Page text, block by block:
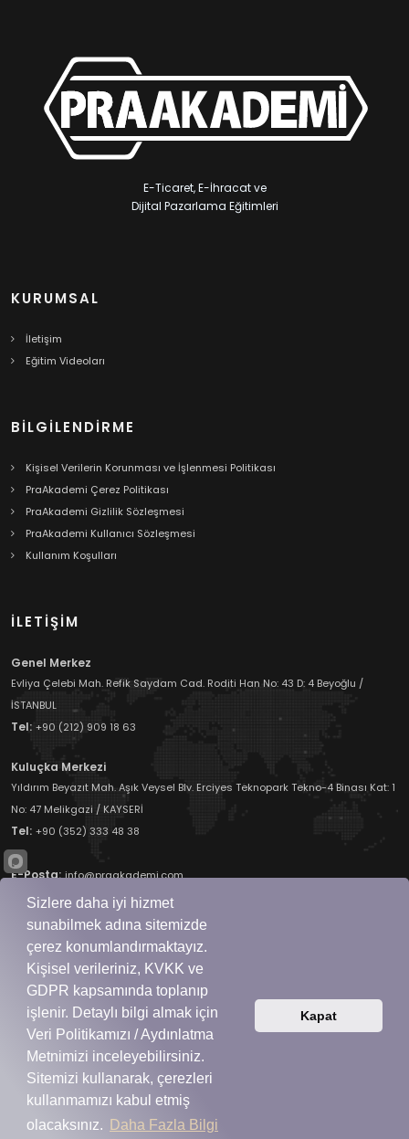
E-Ticaret, E-İhracat ve
Dijital Pazarlama Eğitimleri
KURUMSAL
İletişim
Eğitim Videoları
BILGILENDIRME
Kişisel Verilerin Korunması ve İşlenmesi Politikası
PraAkademi Çerez Politikası
PraAkademi Gizlilik Sözleşmesi
PraAkademi Kullanıcı Sözleşmesi
Kullanım Koşulları
İLETİŞİM
Genel Merkez
Evliya Çelebi Mah. Refik Saydam Cad. Roditi Han No: 43 D: 4 Beyoğlu /
İSTANBUL
Tel: +90 (212) 909 18 63
Kuluçka Merkezi
Yıldırım Beyazıt Mah. Aşık Veysel Blv. Erciyes Teknopark Tekno-4 Binası Kat: 1
No: 47 Melikgazi / KAYSERİ
Tel: +90 (352) 333 48 38
E-Posta: info@praakademi.com
PraAkademi BirPraSoft
Copyrights © 2026 Tüm Hakları Saklıdır.
Diğer Markalarımız
Sizlere daha iyi hizmet
sunabilmek adına sitemizde
çerez konumlandırmaktayız.
Kişisel verileriniz, KVKK ve
GDPR kapsamında toplanıp
işlenir. Detaylı bilgi almak için
Veri Politikamızı / Aydınlatma
Metnimizi inceleyebilirsiniz.
Sitemizi kullanarak, çerezleri
kullanmamızı kabul etmiş
olacaksınız.
Daha Fazla Bilgi
Kapat